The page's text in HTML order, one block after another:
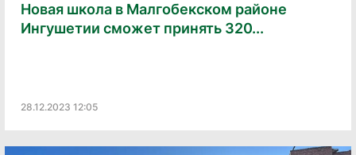
Новая школа в Малгобекском районе
Ингушетии сможет принять 320...
28.12.2023 12:05